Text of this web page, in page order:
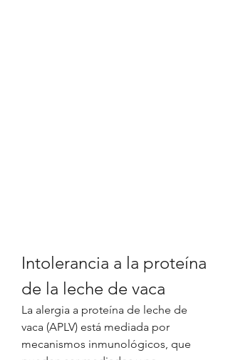
Intolerancia a la proteína
de la leche de vaca
La alergia a proteína de leche de
vaca (APLV) está mediada por
mecanismos inmunológicos, que